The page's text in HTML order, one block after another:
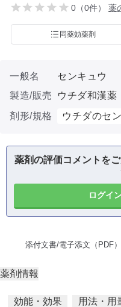
0（0件） 薬
同薬効薬剤
一般名
センキュウ
製造/販売
ウチダ和漢薬
剤形/規格
ウチダのセ
薬剤の評価コメントを
ログイ
添付文書/電子添文（PDF）
薬剤情報
効能・効果 用法・用